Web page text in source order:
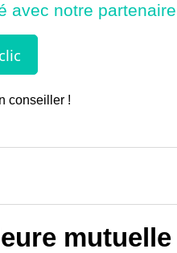
conseiller !